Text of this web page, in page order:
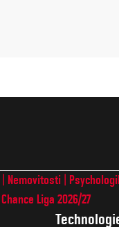
Nemovitosti
Chance Liga 2026/27